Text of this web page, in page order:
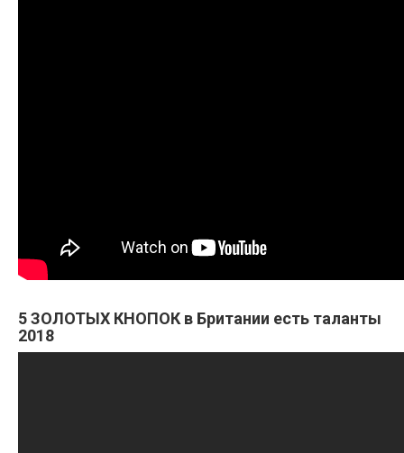
5 ЗОЛОТЫХ КНОПОК в Британии есть таланты
2018